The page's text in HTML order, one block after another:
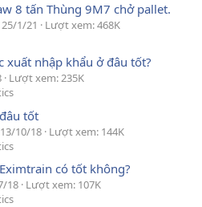
8 tấn Thùng 9M7 chở pallet.
25/1/21
Lượt xem: 468K
xuất nhập khẩu ở đâu tốt?
Lượt xem: 235K
tốt
13/10/18 Lượt xem: 144K
có tốt không?
18 Lượt xem: 107K